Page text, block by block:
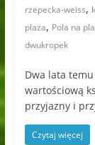
rzepecka-weiss,
plaża, Pola na
dwukropek
Dwa lata
wartościową
przyjazny i
Czytaj więcej